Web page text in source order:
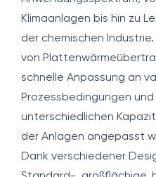
Klimaanlagen bis hin zu
der chemischen
von
schnelle Anpassung an
Prozessbedingungen
unterschiedlichen
der Anlagen angepasst
Dank verschiedener